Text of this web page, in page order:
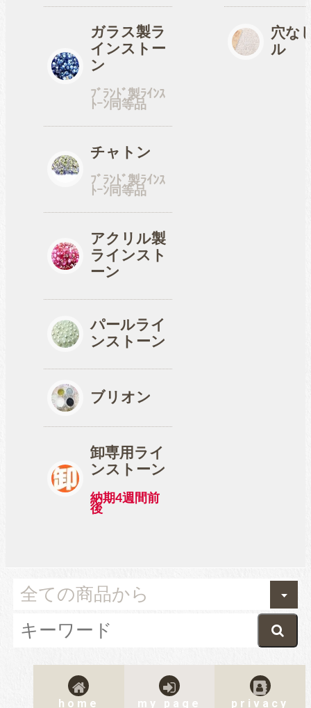
缶バッジカバー
tools
工具
便利品
収納ケース
ガラス製ラ
インストー
ン
ﾌﾞﾗﾝﾄﾞ製ﾗｲﾝｽ
ﾄｰﾝ同等品
チャトン
ﾌﾞﾗﾝﾄﾞ製ﾗｲﾝｽ
ﾄｰﾝ同等品
アクリル製
ラインスト
ーン
パールライ
ンストーン
ブリオン
卸専用ライ
ンストーン
納期4週間前
後
穴な
ル
home my page privacy